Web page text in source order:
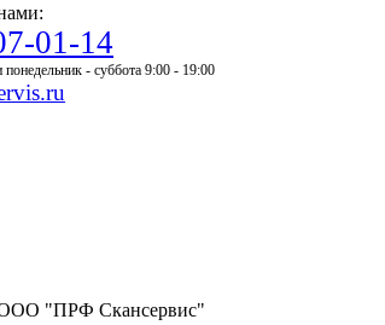
01-14
- суббота 9:00 - 19:00
"ПРФ Скансервис"